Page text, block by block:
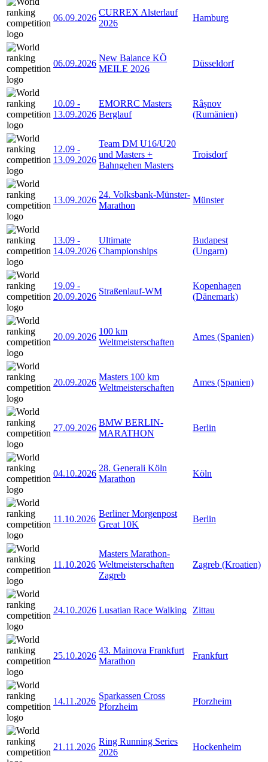
06.09.2026
CURREX Alsterlauf
2026
Hamburg
06.09.2026
New Balance KÖ
MEILE 2026
Düsseldorf
10.09 -
13.09.2026
EMORRC Masters
Berglauf
Râșnov
(Rumänien)
12.09 -
13.09.2026
Team DM U16/U20
und Masters +
Bahngehen Masters
Troisdorf
13.09.2026
24. Volksbank-Münster-
Marathon
Münster
13.09 -
14.09.2026
Ultimate
Championships
Budapest
(Ungarn)
19.09 -
20.09.2026
Straßenlauf-WM
Kopenhagen
(Dänemark)
20.09.2026
100 km
Weltmeisterschaften
Ames (Spanien)
20.09.2026
Masters 100 km
Weltmeisterschaften
Ames (Spanien)
27.09.2026
BMW BERLIN-
MARATHON
Berlin
04.10.2026
28. Generali Köln
Marathon
Köln
11.10.2026
Berliner Morgenpost
Great 10K
Berlin
11.10.2026
Masters Marathon-
Weltmeisterschaften
Zagreb
Zagreb (Kroatien)
24.10.2026 Lusatian Race Walking Zittau
25.10.2026
43. Mainova Frankfurt
Marathon
Frankfurt
14.11.2026
Sparkassen Cross
Pforzheim
Pforzheim
21.11.2026
Ring Running Series
2026
Hockenheim